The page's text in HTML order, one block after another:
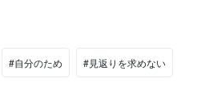
#自分のため #見返りを求めない